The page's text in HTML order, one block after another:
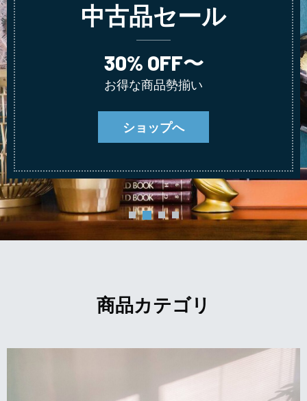
中古品セール
30% OFF〜
お得な商品勢揃い
ショップへ
商品カテゴリ